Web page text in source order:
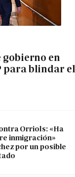
gobierno en
para blindar el
Orriols: «Ha
inmigración»
por un posible